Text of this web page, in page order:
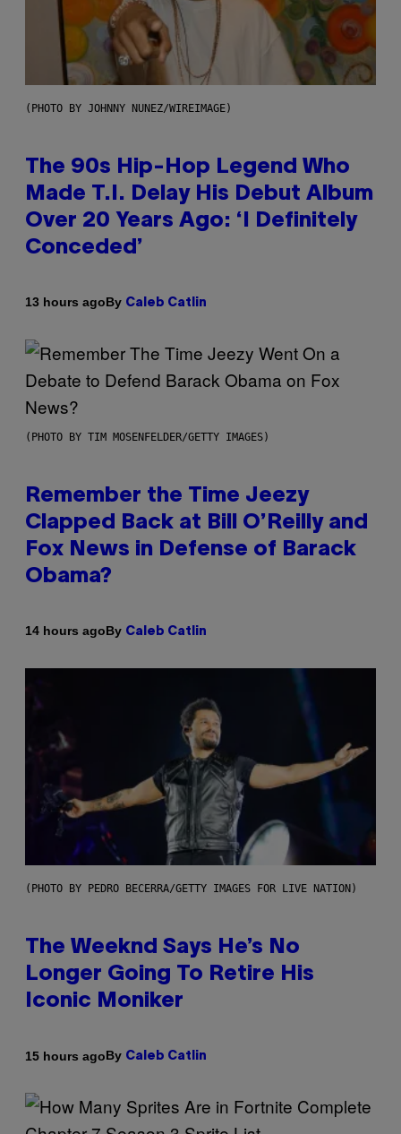
(PHOTO BY JOHNNY NUNEZ/WIREIMAGE)
The 90s Hip-Hop Legend Who
Made T.I. Delay His Debut Album
Over 20 Years Ago: ‘I Definitely
Conceded’
13 hours agoBy Caleb Catlin
(PHOTO BY TIM MOSENFELDER/GETTY IMAGES)
Remember the Time Jeezy
Clapped Back at Bill O’Reilly and
Fox News in Defense of Barack
Obama?
14 hours agoBy Caleb Catlin
(PHOTO BY PEDRO BECERRA/GETTY IMAGES FOR LIVE NATION)
The Weeknd Says He’s No
Longer Going To Retire His
Iconic Moniker
15 hours agoBy Caleb Catlin